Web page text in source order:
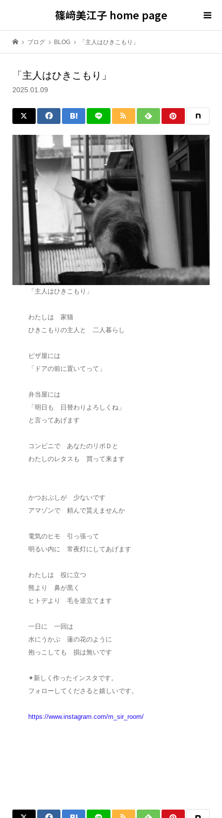
篠﨑美江子 home page
ブログ BLOG 「主人はひきこもり」
「主人はひきこもり」
2025.01.09
「主人はひきこもり」
わたしは 家猫
ひきこもりの主人と 二人暮らし
ピザ屋には
「ドアの前に置いてって」
弁当屋には
「明日も 日替わりよろしくね」
と言ってあげます
コンビニで あなたのリポＤと
わたしのレタスも 買って来ます
かつおぶしが 少ないです
アマゾンで 頼んで貰えませんか
電気のヒモ 引っ張って
明るい内に 常夜灯にしてあげます
わたしは 役に立つ
熊より 鼻が黒く
ヒトデより 毛を逆立てます
一日に 一回は
水にうかぶ 蓮の花のように
抱っこしても 損は無いです
✦新しく作ったインスタです。
フォローしてくださると嬉しいです。
https://www.instagram.com/m_sir_room/